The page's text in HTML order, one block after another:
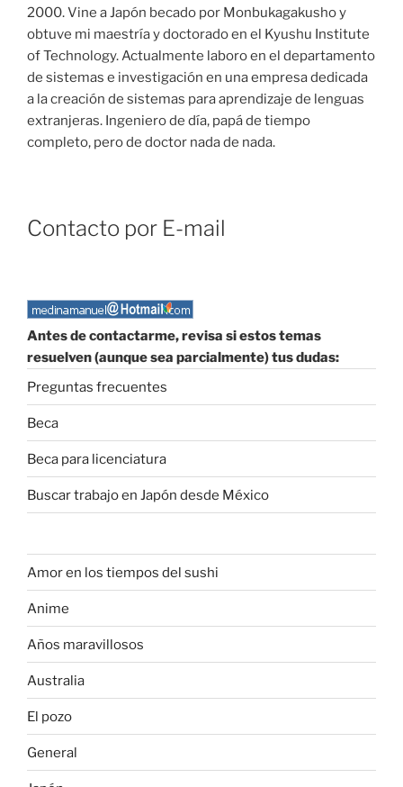
2000. Vine a Japón becado por Monbukagakusho y
obtuve mi maestría y doctorado en el Kyushu Institute
of Technology. Actualmente laboro en el departamento
de sistemas e investigación en una empresa dedicada
a la creación de sistemas para aprendizaje de lenguas
extranjeras. Ingeniero de día, papá de tiempo
completo, pero de doctor nada de nada.
Contacto por E-mail
Antes de contactarme, revisa si estos temas
resuelven (aunque sea parcialmente) tus dudas:
Preguntas frecuentes
Beca
Beca para licenciatura
Buscar trabajo en Japón desde México
Amor en los tiempos del sushi
Anime
Años maravillosos
Australia
El pozo
General